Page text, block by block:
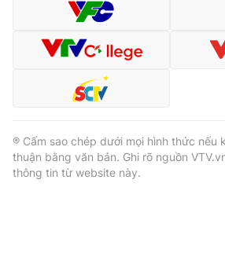
® Cấm sao chép dưới mọi hình thức nếu
thuận bằng văn bản. Ghi rõ nguồn
thông tin từ website này.